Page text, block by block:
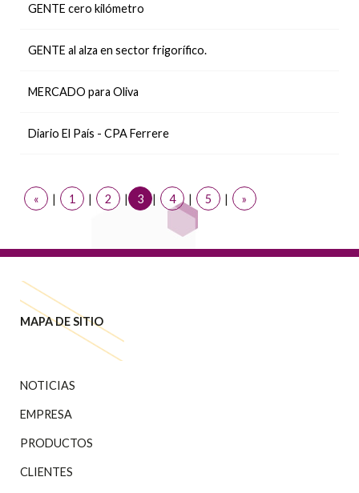
GENTE cero kilómetro
GENTE al alza en sector frigorífico.
MERCADO para Oliva
Diario El País - CPA Ferrere
« | 1 | 2 | 3 | 4 | 5 | »
MAPA DE SITIO
NOTICIAS
EMPRESA
PRODUCTOS
CLIENTES